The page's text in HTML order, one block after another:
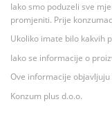
Iako smo poduzeli sve
promjeniti. Prije
Ukoliko imate bilo kakvih
Iako se informacije o
Ove informacije
Konzum plus d.o.o.